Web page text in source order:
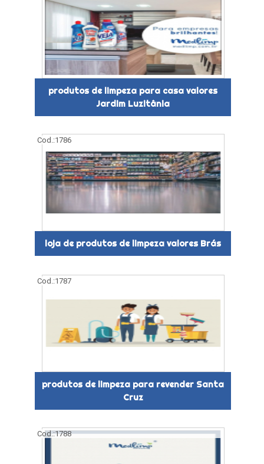
produtos de limpeza para casa valores
Jardim Luzitânia
Cod.:1786
loja de produtos de limpeza valores Brás
Cod.:1787
produtos de limpeza para revender Santa
Cruz
Cod.:1788